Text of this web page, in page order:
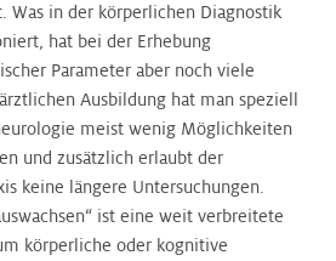
Was in der körperlichen Diagnostik
hat bei der Erhebung
Parameter aber noch viele
Ausbildung hat man speziell
meist wenig Möglichkeiten
und zusätzlich erlaubt der
keine längere Untersuchungen.
ist eine weit verbreitete
körperliche oder kognitive